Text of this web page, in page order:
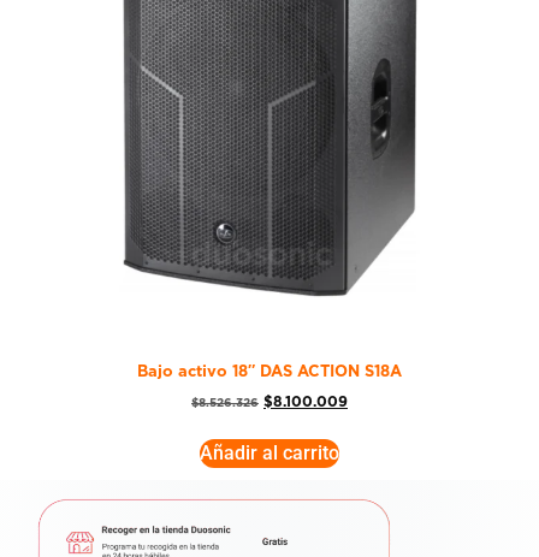
Bajo activo 18″ DAS ACTION S18A
$8.526.326 $8.100.009
Añadir al carrito